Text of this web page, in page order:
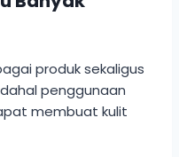
produk sekaligus
penggunaan
membuat kulit